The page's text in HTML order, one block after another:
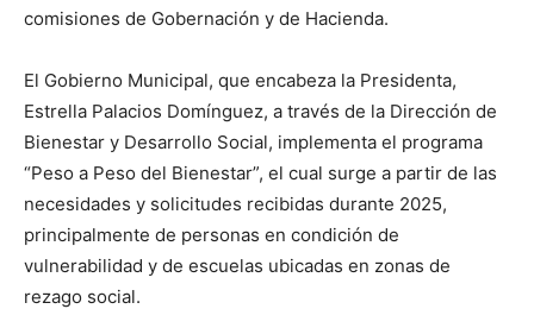
comisiones de Gobernación y de Hacienda.
El Gobierno Municipal, que encabeza la Presidenta,
Estrella Palacios Domínguez, a través de la Dirección de
Bienestar y Desarrollo Social, implementa el programa
“Peso a Peso del Bienestar”, el cual surge a partir de las
necesidades y solicitudes recibidas durante 2025,
principalmente de personas en condición de
vulnerabilidad y de escuelas ubicadas en zonas de
rezago social.